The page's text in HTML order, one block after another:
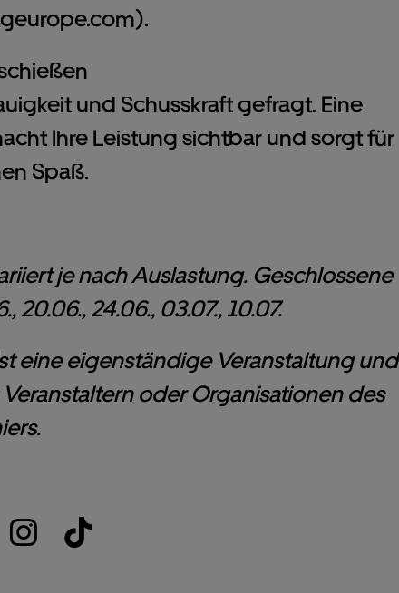
).
und Schusskraft gefragt. Eine
Ihre Leistung sichtbar und sorgt für
Spaß.
je nach Auslastung. Geschlossene
20.06., 24.06., 03.07., 10.07.
eine eigenständige Veranstaltung und
oder Organisationen des